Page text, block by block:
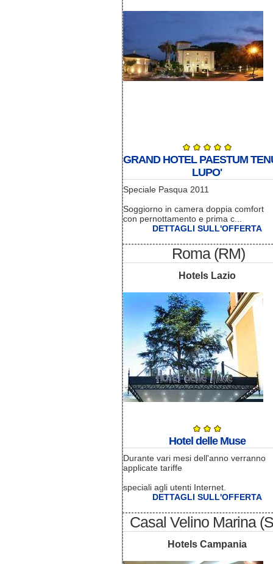
GRAND HOTEL PAESTUM
LUPO'
Speciale Pasqua 2011
Soggiorno in camera doppia comfort
con pernottamento e prima c...
DETTAGLI SULL'OFFERTA
Roma (RM)
Hotels Lazio
Hotel delle Muse
Durante vari mesi dell'anno verranno
applicate tariffe
speciali agli utenti Internet.
DETTAGLI SULL'OFFERTA
Casal Velino Marina
Hotels Campania